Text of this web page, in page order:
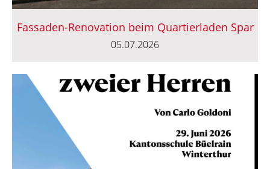
Fassaden-Renovation beim Quartierladen Spar
05.07.2026